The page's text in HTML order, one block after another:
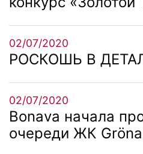
02/07/2020
РОСКОШЬ В
02/07/2020
Bonava начала
очереди ЖК